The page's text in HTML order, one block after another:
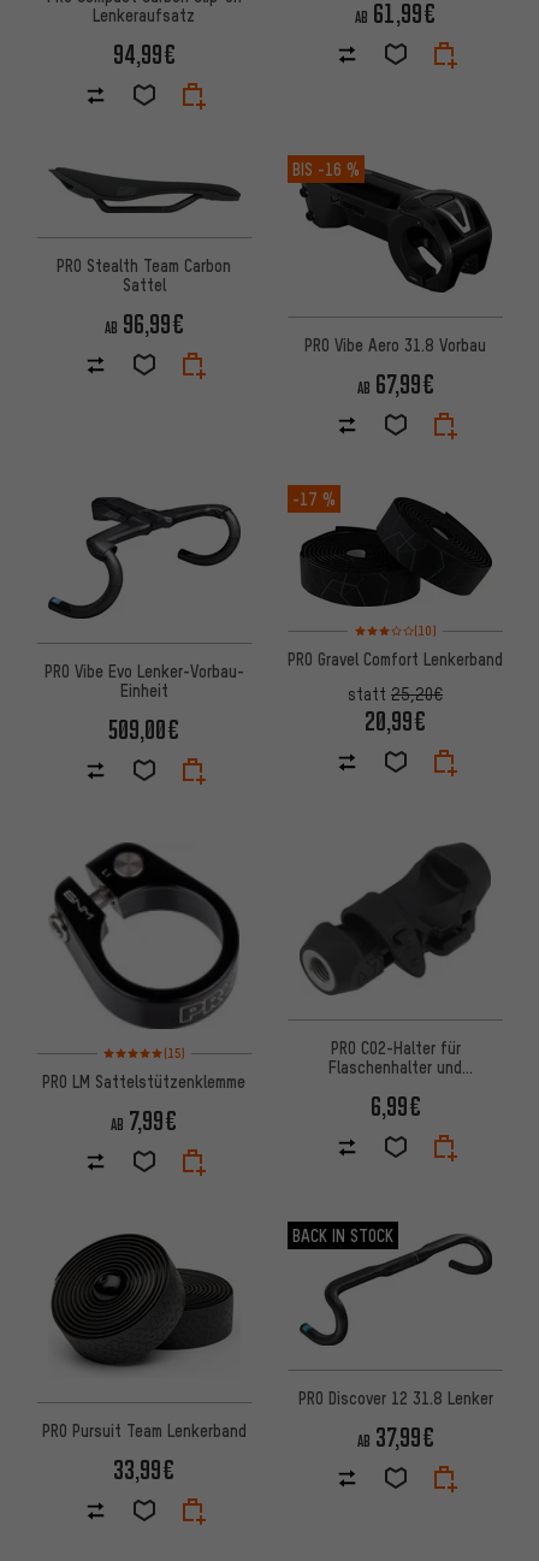
Lenkeraufsatz
94,99€
AB 61,99€
PRO Stealth Team Carbon
Sattel
AB 96,99€
BIS -16 %
PRO Vibe Aero 31.8 Vorbau
AB 67,99€
PRO Vibe Evo Lenker-Vorbau-
Einheit
509,00€
-17 %
Bewertungen: 3 von 5
(10)
PRO Gravel Comfort Lenkerband
statt 25,20€
20,99€
Bewertungen: 5 von 5 basierend auf 15 Bewertungen
(15)
PRO LM Sattelstützenklemme
AB 7,99€
PRO CO2-Halter für
Flaschenhalter und
6,99€
PRO Pursuit Team Lenkerband
33,99€
BACK IN STOCK
PRO Discover 12 31.8 Lenker
AB 37,99€